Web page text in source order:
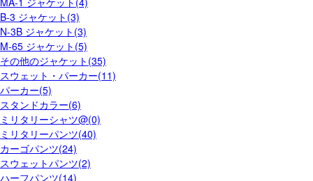
B-3 ジャケット(3)
N-3B ジャケット(3)
M-65 ジャケット(5)
その他のジャケット(35)
スウェット・パーカー(11)
パーカー(5)
スタンドカラー(6)
ミリタリーシャツ@(0)
ミリタリーパンツ(40)
カーゴパンツ(24)
スウェットパンツ(2)
ハーフパンツ(14)